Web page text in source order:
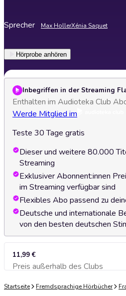
Sprecher Max HollerXénia Saquet
Hörprobe anhören
Inbegriffen in der Streaming
Enthalten im Audioteka Club
Werde Mitglied im
Teste 30 Tage gratis
Dieser und weitere 80.000
Streaming
Exklusiver Abonnent:innen
im Streaming verfügbar sind
Flexibles Abo passend zu
Deutsche und internationale
von den besten deutschen
11,99 €
Preis außerhalb des Clubs
Zum Warenkorb
Startseite Fremdsprachige Hörbücher